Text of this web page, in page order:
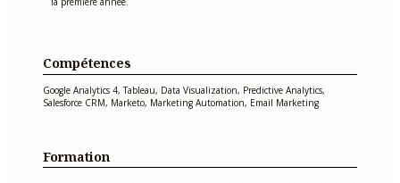
Compétences
Google Analytics 4, Tableau, Data Visualization, Predictive Analytics,
Salesforce CRM, Marketo, Marketing Automation, Email Marketing
Formation